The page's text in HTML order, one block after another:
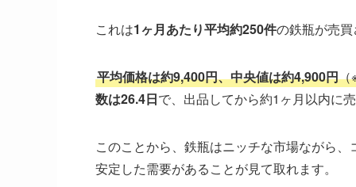
これは1ヶ月あたり平均約250件の鉄瓶が売
平均価格は約9,400円、中央値は約4,900円（
数は26.4日で、出品してから約1ヶ月以内に
このことから、鉄瓶はニッチな市場ながら
安定した需要があることが見て取れます。